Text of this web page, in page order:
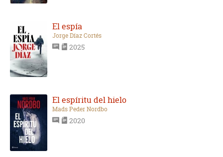
El espía
Jorge Díaz Cortés
2025
El espíritu del hielo
Mads Peder Nordbo
2020